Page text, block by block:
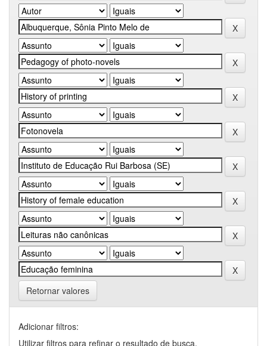
Retornar valores
Adicionar filtros:
Utilizar filtros para refinar o resultado de busca.